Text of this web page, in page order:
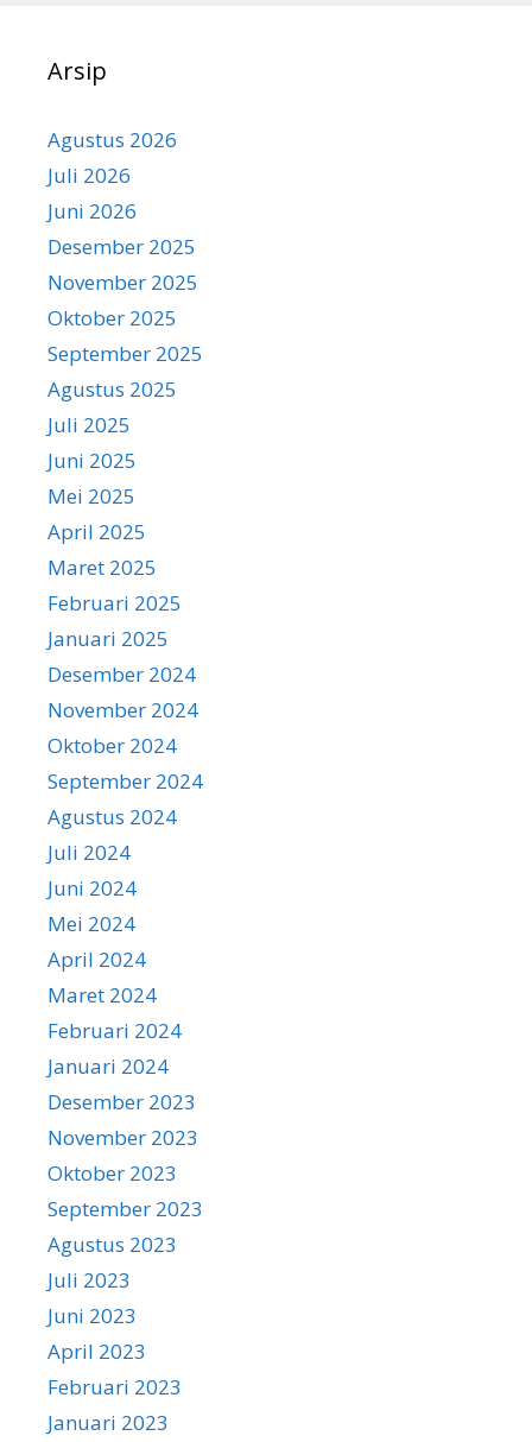
Arsip
Agustus 2026
Juli 2026
Juni 2026
Desember 2025
November 2025
Oktober 2025
September 2025
Agustus 2025
Juli 2025
Juni 2025
Mei 2025
April 2025
Maret 2025
Februari 2025
Januari 2025
Desember 2024
November 2024
Oktober 2024
September 2024
Agustus 2024
Juli 2024
Juni 2024
Mei 2024
April 2024
Maret 2024
Februari 2024
Januari 2024
Desember 2023
November 2023
Oktober 2023
September 2023
Agustus 2023
Juli 2023
Juni 2023
April 2023
Februari 2023
Januari 2023